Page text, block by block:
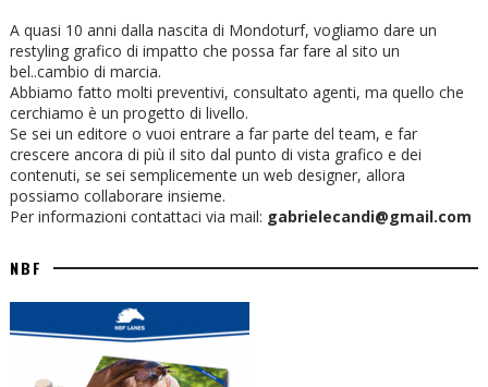
A quasi 10 anni dalla nascita di Mondoturf, vogliamo dare un
restyling grafico di impatto che possa far fare al sito un
bel..cambio di marcia.
Abbiamo fatto molti preventivi, consultato agenti, ma quello che
cerchiamo è un progetto di livello.
Se sei un editore o vuoi entrare a far parte del team, e far
crescere ancora di più il sito dal punto di vista grafico e dei
contenuti, se sei semplicemente un web designer, allora
possiamo collaborare insieme.
Per informazioni contattaci via mail: gabrielecandi@gmail.com
NBF